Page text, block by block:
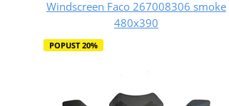
Windscreen Faco 267008306 smoke
480x390
POPUST 20%